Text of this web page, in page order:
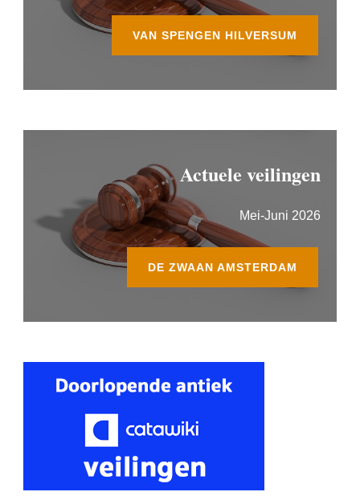
VAN SPENGEN HILVERSUM
Actuele veilingen
Mei-Juni 2026
DE ZWAAN AMSTERDAM